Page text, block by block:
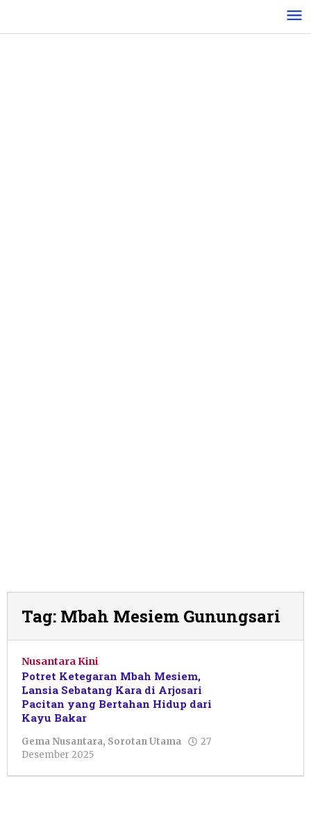
konten
Tag: Mbah Mesiem Gunungsari
Nusantara Kini
Potret Ketegaran Mbah Mesiem,
Lansia Sebatang Kara di Arjosari
Pacitan yang Bertahan Hidup dari
Kayu Bakar
Gema Nusantara, Sorotan Utama
27
Desember 2025
Wulandari